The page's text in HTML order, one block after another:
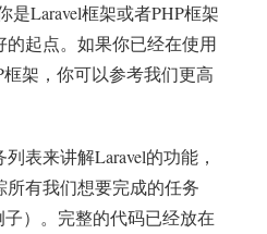
是Laravel框架或者PHP框架
起点。如果你已经在使用
框架，你可以参考我们更高
表来讲解Laravel的功能，
有我们想要完成的任务
子）。完整的代码已经放在